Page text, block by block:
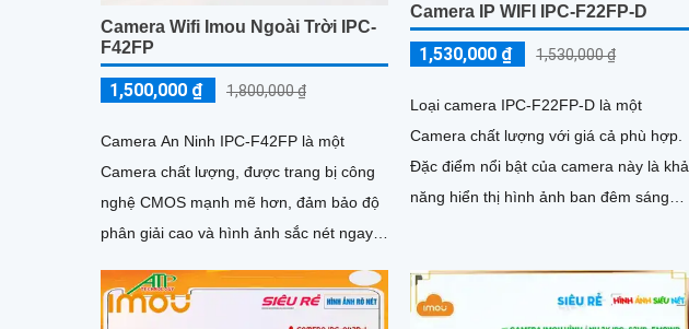
Camera Wifi Imou Ngoài Trời IPC-
F42FP
1,500,000 ₫ 1,800,000 ₫
Camera An Ninh IPC-F42FP là một
Camera chất lượng, được trang bị công
nghệ CMOS mạnh mẽ hơn, đảm bảo độ
phân giải cao và hình ảnh sắc nét ngay
Camera IP WIFI IPC-F22FP-D
1,530,000 ₫ 1,530,000 ₫
Loại camera IPC-F22FP-D là một
Camera chất lượng với giá cả phù hợp.
Đặc điểm nổi bật của camera này là khả
năng hiển thị hình ảnh ban đêm sáng